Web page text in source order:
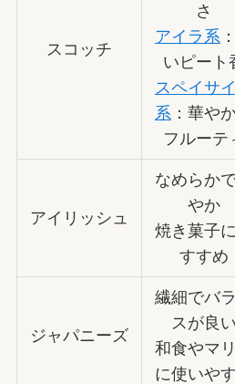
スコッチ
さ
アイラ系
いピート
スペイサ
系 ：華や
フルーテ
アイリッシュ
なめらか
やか
焼き菓子
すすめ
ジャパニーズ
繊細でバ
スが良い
和食やマ
に使いや